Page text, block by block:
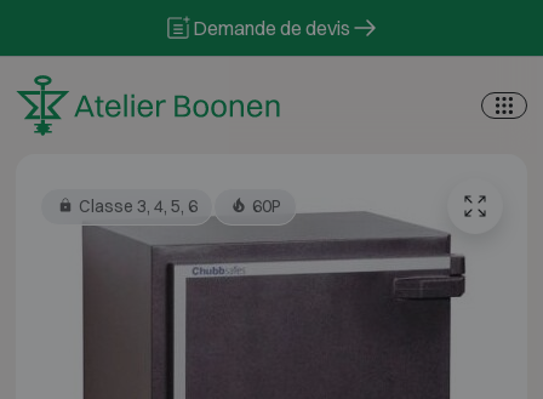
Demande de devis
Classe 3, 4, 5, 6 60P